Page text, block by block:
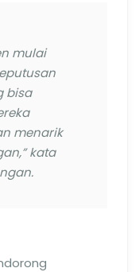
mulai
bisa
menarik
kata